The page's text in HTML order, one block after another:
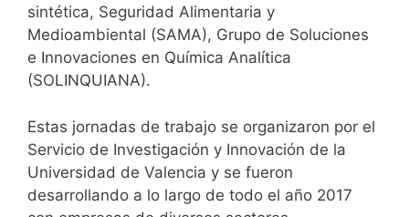
sintética, Seguridad Alimentaria y
Medioambiental (SAMA), Grupo de Soluciones
e Innovaciones en Química Analítica
(SOLINQUIANA).
Estas jornadas de trabajo se organizaron por el
Servicio de Investigación y Innovación de la
Universidad de Valencia y se fueron
desarrollando a lo largo de todo el año 2017